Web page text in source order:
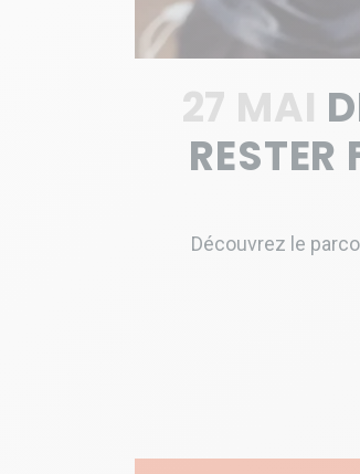
27 MAI
RESTER
Découvrez le